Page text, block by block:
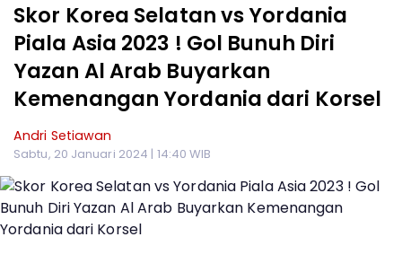
Skor Korea Selatan vs Yordania
Piala Asia 2023 ! Gol Bunuh Diri
Yazan Al Arab Buyarkan
Kemenangan Yordania dari Korsel
Andri Setiawan
Sabtu, 20 Januari 2024 | 14:40 WIB